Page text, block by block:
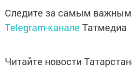
Следите за самым
Telegram-канале Татмедиа
Читайте новости